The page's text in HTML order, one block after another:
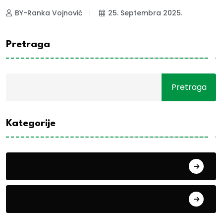
BY-Ranka Vojnović 25. Septembra 2025.
Pretraga
Pretraga
Kategorije